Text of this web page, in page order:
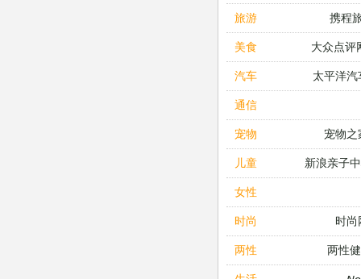
旅游 携程
美食 大众点评
汽车 太平洋汽
通信
宠物 宠物之
儿童 新浪亲子
女性
时尚 时尚
两性 两性